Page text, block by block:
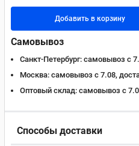
Добавить в корзину
Самовывоз
Санкт-Петербург: самовывоз с
Москва: самовывоз с 7.08,
Оптовый склад: самовывоз с
Способы доставки